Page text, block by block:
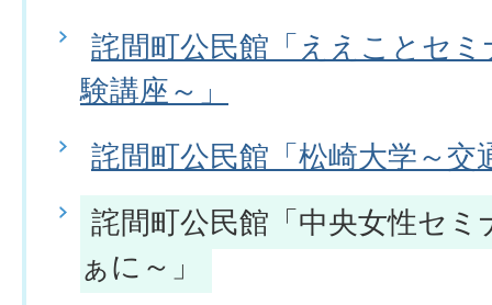
詫間町公民館「ええことセ
験講座～」
詫間町公民館「松崎大学～交
詫間町公民館「中央女性セ
ぁに～」